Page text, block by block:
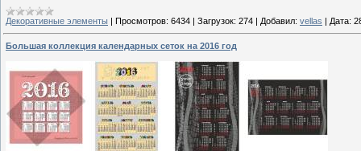
Декоративные элементы | Просмотров: 6434 | Загрузок: 274 | Добавил: vellas | Дата:
Большая коллекция календарных сеток на 2016 год